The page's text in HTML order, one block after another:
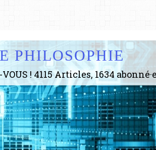
PHILOSOPHIE